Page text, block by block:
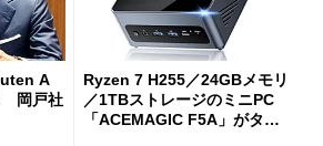
A
岡戸社
Ryzen 7 H255／24GBメモリ
／1TBストレージのミニPC
「ACEMAGIC F5A」がタイ